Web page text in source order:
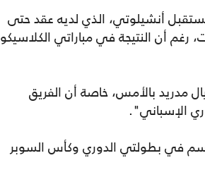
أنشيلوتي، الذي لديه عقد حتى
رغم أن النتيجة في مباراتي الكلاسيكو
مدريد بالأمس، خاصة أن الفريق
الإسباني".
في بطولتي الدوري وكأس السوبر